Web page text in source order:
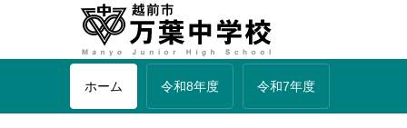
ホーム 令和8年度 令和7年度